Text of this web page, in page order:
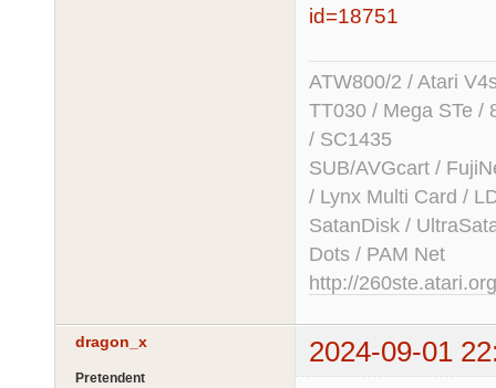
id=18751
ATW800/2 / Atari
TT030 / Mega STe /
/ SC1435
SUB/AVGcart /
/ Lynx Multi Card /
SatanDisk /
Dots / PAM Net
http://260ste.atari.org
dragon_x 2024-09-01
Pretendent